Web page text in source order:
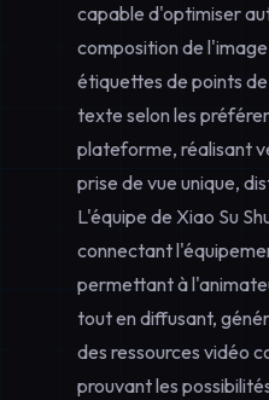
capable d'optimiser
composition de
étiquettes de points
texte selon les
plateforme, réalisant
prise de vue unique,
L'équipe de Xiao Su
connectant
permettant à
tout en diffusant,
des ressources vidéo
prouvant les